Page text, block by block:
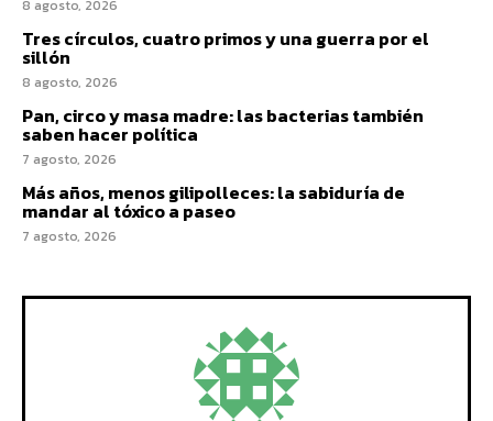
8 agosto, 2026
Tres círculos, cuatro primos y una guerra por el
sillón
8 agosto, 2026
Pan, circo y masa madre: las bacterias también
saben hacer política
7 agosto, 2026
Más años, menos gilipolleces: la sabiduría de
mandar al tóxico a paseo
7 agosto, 2026